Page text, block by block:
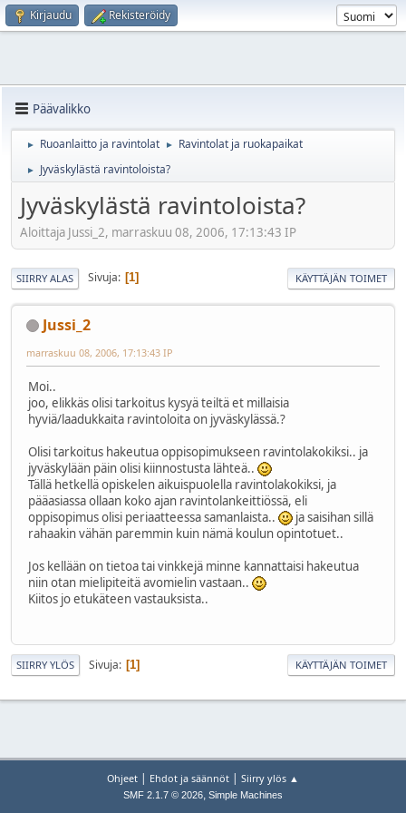
Kirjaudu Rekisteröidy
Päävalikko
► Ruoanlaitto ja ravintolat ► Ravintolat ja ruokapaikat
► Jyväskylästä ravintoloista?
Jyväskylästä ravintoloista?
Aloittaja Jussi_2, marraskuu 08, 2006, 17:13:43 IP
SIIRRY ALAS Sivuja 1 KÄYTTÄJÄN TOIMET
Jussi_2
marraskuu 08, 2006, 17:13:43 IP
Moi..
joo, elikkäs olisi tarkoitus kysyä teiltä et millaisia
hyviä/laadukkaita ravintoloita on jyväskylässä.?
Olisi tarkoitus hakeutua oppisopimukseen ravintolakokiksi.. ja
jyväskylään päin olisi kiinnostusta lähteä..
Tällä hetkellä opiskelen aikuispuolella ravintolakokiksi, ja
pääasiassa ollaan koko ajan ravintolankeittiössä, eli
oppisopimus olisi periaatteessa samanlaista..
ja saisihan sillä
rahaakin vähän paremmin kuin nämä koulun opintotuet..
Jos kellään on tietoa tai vinkkejä minne kannattaisi hakeutua
niin otan mielipiteitä avomielin vastaan..
Kiitos jo etukäteen vastauksista..
SIIRRY YLÖS Sivuja 1 KÄYTTÄJÄN TOIMET
Ohjeet | Ehdot ja säännöt | Siirry ylös ▲
SMF 2.1.7 © 2026, Simple Machines